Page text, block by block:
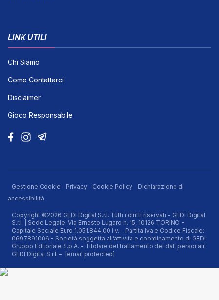
LINK UTILI
Chi Siamo
Come Contattarci
Disclaimer
Gioco Responsabile
Gestione Cookie Privacy Cookie Policy
Dichiarazione di
accessibilità
Copyright ©2026 GEDI Digital S.r.l. Tutti i diritti riservati - GEDI Digital
S.r.l. | Sede Legale: Via Ernesto Lugaro n. 15, 10126 TORINO -
Capitale Sociale Euro 1.051.844,00 i.v. - Partita Iva e Codice Fiscale:
0697891006 - Società soggetta all’attività e coordinamento di GEDI
Gruppo Editoriale S.p.A. - Titolare del trattamento dei dati personali:
GEDI Digital S.r.l. – [email protected]